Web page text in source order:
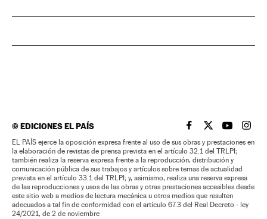
©EDICIONES EL PAÍS EL PAÍS BRASIL EN
EL PAÍSEL PAÍS
EL
EL PAÍS ejerce la oposición expresa frente al uso de sus obras y prestaciones en
la elaboración de revistas de prensa prevista en el artículo 32.1 del TRLPI;
también realiza la reserva expresa frente a la reproducción, distribución y
comunicación pública de sus trabajos y artículos sobre temas de actualidad
prevista en el artículo 33.1 del TRLPI; y, asimismo, realiza una reserva expresa
de las reproducciones y usos de las obras y otras prestaciones accesibles desde
este sitio web a medios de lectura mecánica u otros medios que resulten
adecuados a tal fin de conformidad con el artículo 67.3 del Real Decreto - ley
24/2021, de 2 de noviembre